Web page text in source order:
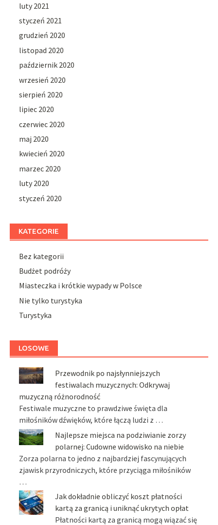
luty 2021
styczeń 2021
grudzień 2020
listopad 2020
październik 2020
wrzesień 2020
sierpień 2020
lipiec 2020
czerwiec 2020
maj 2020
kwiecień 2020
marzec 2020
luty 2020
styczeń 2020
KATEGORIE
Bez kategorii
Budżet podróży
Miasteczka i krótkie wypady w Polsce
Nie tylko turystyka
Turystyka
LOSOWE
Przewodnik po najsłynniejszych
festiwalach muzycznych: Odkrywaj
muzyczną różnorodność
Festiwale muzyczne to prawdziwe święta dla
miłośników dźwięków, które łączą ludzi z …
Najlepsze miejsca na podziwianie zorzy
polarnej: Cudowne widowisko na niebie
Zorza polarna to jedno z najbardziej fascynujących
zjawisk przyrodniczych, które przyciąga miłośników
…
Jak dokładnie obliczyć koszt płatności
kartą za granicą i uniknąć ukrytych opłat
Płatności kartą za granicą mogą wiązać się